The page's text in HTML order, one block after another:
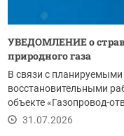
УВЕДОМЛЕНИЕ о
природного газа
В связи с
восстановительными
объекте «Газопровод-
Ду-1020 мм 2-я...
31.07.2026